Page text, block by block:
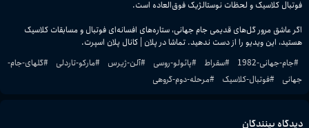
اگر عاشق مرور گل‌های قدیمی جام جهانی، ستاره‌های افسانه‌ای فوتبال و مسابقات کلاسیک
هستید، این ویدیو را از دست ندهید. تماشا در پلان | کانال پلان اسپرت.
#جام-جهانی-1982 #سقراط #پائولو-روسی #آلن-ژیرس #مارکو-تاردلی #گلهای-جام-
جهانی
#فوتبال-کلاسیک #مرحله-دوم-گروهی
دیدگاه بینندگان